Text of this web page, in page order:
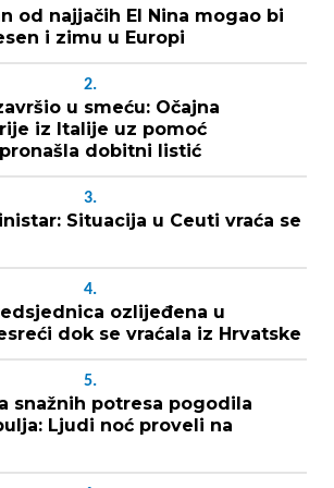
od najjačih El Nina mogao bi
i zimu u Europi
2.
u smeću: Očajna
iz Italije uz pomoć
dobitni listić
3.
Situacija u Ceuti vraća se
4.
ozlijeđena u
dok se vraćala iz Hrvatske
5.
snažnih potresa pogodila
Ljudi noć proveli na